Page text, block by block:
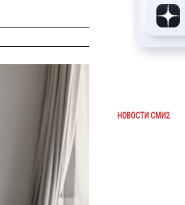
НОВОСТИ СМИ2